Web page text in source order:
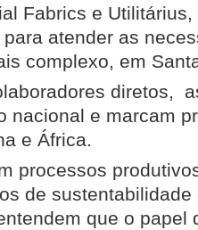
Fabrics e
atender as
complexo, em
diretos,
nacional e marcam
e África.
processos
de
que o papel